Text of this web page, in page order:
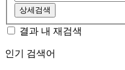
상세검색
결과 내 재검색
인기 검색어